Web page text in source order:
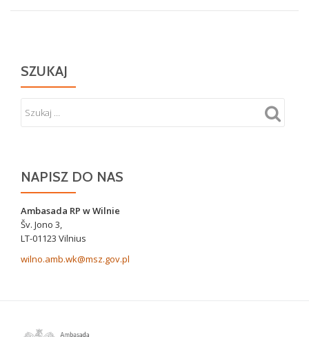
SZUKAJ
NAPISZ DO NAS
Ambasada RP w Wilnie
Šv. Jono 3,
LT-01123 Vilnius
wilno.amb.wk@msz.gov.pl